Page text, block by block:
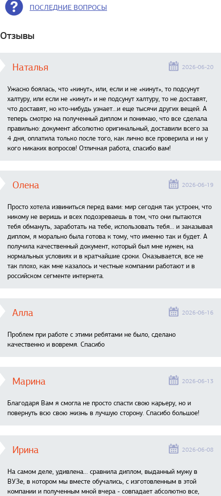
ПОСЛЕДНИЕ ВОПРОСЫ
Отзывы
Наталья 2026-06-20
Ужасно боялась, что «кинут», или, если и не «кинут», то подсунут
халтуру, или если не «кинут» и не подсунут халтуру, то не доставят,
что доставят, но кто-нибудь узнает...и еще тысячи других вещей. А
теперь смотрю на полученный диплом и понимаю, что все сделала
правильно: документ абсолютно оригинальный, доставили всего за
4 дня, оплатила только после того, как лично все проверила и ни у
кого никаких вопросов! Отличная работа, спасибо вам!
Олена 2026-06-19
Просто хотела извиниться перед вами: мир сегодня так устроен, что
никому не веришь и всех подозреваешь в том, что они пытаются
тебя обмануть, заработать на тебе, использовать тебя... и заказывая
диплом, я морально была готова к тому, что именно так и будет. А
получила качественный документ, который был мне нужен, на
нормальных условиях и в кратчайшие сроки. Оказывается, все не
так плохо, как мне казалось и честные компании работают и в
российском сегменте интернета.
Алла 2026-06-16
Проблем при работе с этими ребятами не было, сделано
качественно и вовремя. Спасибо
Марина 2026-06-13
Благодаря Вам я смогла не просто спасти свою карьеру, но и
повернуть всю свою жизнь в лучшую сторону. Спасибо большое!
Ирина 2026-06-08
На самом деле, удивлена… сравнила диплом, выданный мужу в
ВУЗе, в котором мы вместе обучались, с изготовленным в этой
компании и полученным мной вчера - совпадает абсолютно все,